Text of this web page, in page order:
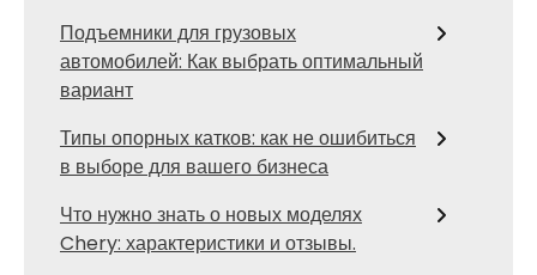
Подъемники для грузовых
автомобилей: Как выбрать оптимальный
вариант
Типы опорных катков: как не ошибиться
в выборе для вашего бизнеса
Что нужно знать о новых моделях
Chery: характеристики и отзывы.